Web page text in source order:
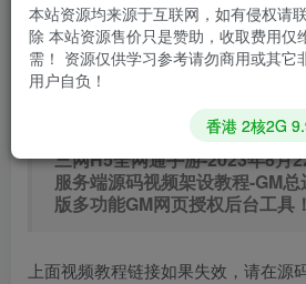
立即购买
您当前未登录！建议登
【海贼王又名航海王】站长推
三网H5全网通手游-2023年8月
服务端源码视频架设教程-GM
版多功能GM网页授权后台工具！
上面视频教程链接如果失效，请在源
本站资源均来源于互联网，如有侵权请
除 本站资源售价只是赞助，收取费用仅
需！ 资源仅供学习参考请勿商用或其它
用户自负！
香港 2核2G